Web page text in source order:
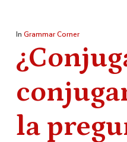
In Grammar Corner
la